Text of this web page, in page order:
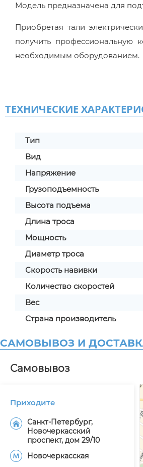
Модель предназначена для
Приобретая тали
получить профессиональную
необходимым оборудованием.
ТЕХНИЧЕСКИЕ
Тип
Вид
Напряжение
Грузоподъемность
Высота подъема
Длина троса
Мощность
Диаметр троса
Скорость навивки
Количество скоростей
Вес
Страна производитель
САМОВЫВОЗ И
Самовывоз
Приходите
Санкт-Петербург,
Новочеркасский
проспект, дом 29/10
Новочеркасская